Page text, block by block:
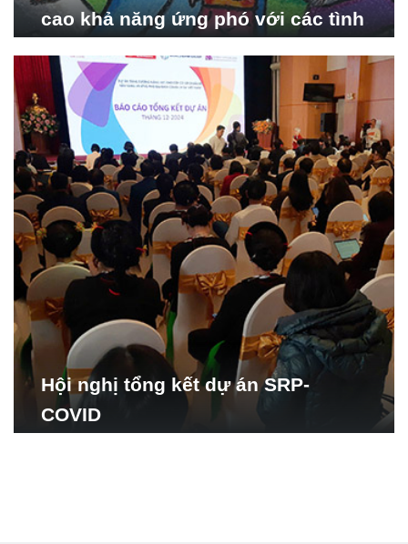
cao khả năng ứng phó với các tình
Hội nghị tổng kết dự án SRP-
COVID